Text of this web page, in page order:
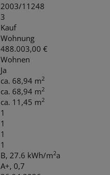
2003/11248
3
Kauf
Wohnung
488.003,00 €
Wohnen
Ja
ca. 68,94 m2
ca. 68,94 m2
ca. 11,45 m2
1
1
1
1
B, 27.6 kWh/m2a
A+, 0,7